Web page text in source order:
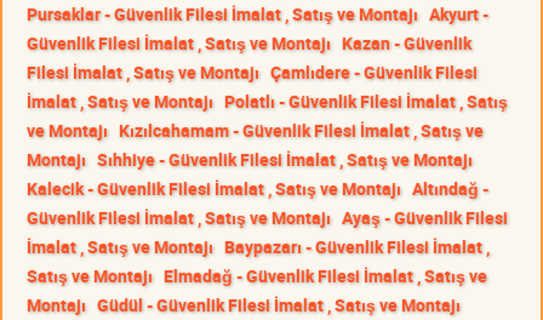
Pursaklar - Güvenlik Filesi İmalat , Satış ve Montajı Akyurt -
Güvenlik Filesi İmalat , Satış ve Montajı Kazan - Güvenlik
Filesi İmalat , Satış ve Montajı Çamlıdere - Güvenlik Filesi
İmalat , Satış ve Montajı Polatlı - Güvenlik Filesi İmalat , Satış
ve Montajı Kızılcahamam - Güvenlik Filesi İmalat , Satış ve
Montajı Sıhhiye - Güvenlik Filesi İmalat , Satış ve Montajı
Kalecik - Güvenlik Filesi İmalat , Satış ve Montajı Altındağ -
Güvenlik Filesi İmalat , Satış ve Montajı Ayaş - Güvenlik Filesi
İmalat , Satış ve Montajı Baypazarı - Güvenlik Filesi İmalat ,
Satış ve Montajı Elmadağ - Güvenlik Filesi İmalat , Satış ve
Montajı Güdül - Güvenlik Filesi İmalat , Satış ve Montajı